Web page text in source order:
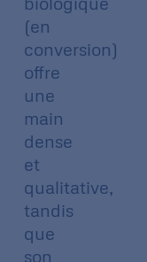
(en
conversion)
offre
une
main
dense
et
qualitative,
tandis
que
son